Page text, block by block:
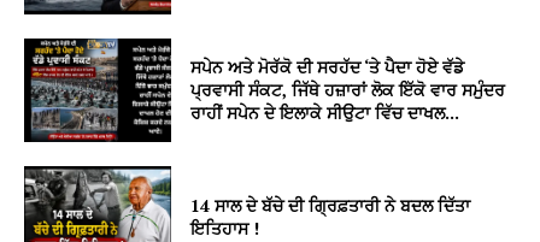
ਸਪੇਨ ਅਤੇ ਮੋਰੱਕੋ ਦੀ ਸਰਹੱਦ ‘ਤੇ ਪੈਦਾ ਹੋਏ ਵੱਡੇ
ਪ੍ਰਵਾਸੀ ਸੰਕਟ, ਜਿੱਥੇ ਹਜ਼ਾਰਾਂ ਲੋਕ ਇੱਕੋ ਵਾਰ ਸਮੁੰਦਰ
ਰਾਹੀਂ ਸਪੇਨ ਦੇ ਇਲਾਕੇ ਸੀਉਟਾ ਵਿੱਚ ਦਾਖਲ...
14 ਸਾਲ ਦੇ ਬੱਚੇ ਦੀ ਗ੍ਰਿਫ਼ਤਾਰੀ ਨੇ ਬਦਲ ਦਿੱਤਾ
ਇਤਿਹਾਸ !